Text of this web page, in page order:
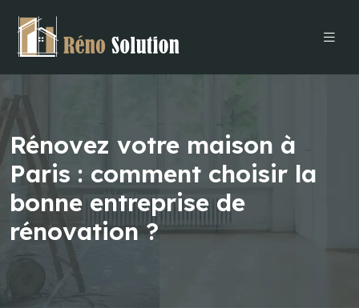
Rénovez votre maison à
Paris : comment choisir la
bonne entreprise de
rénovation ?